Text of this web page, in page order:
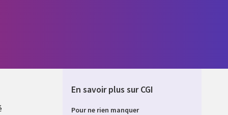
En savoir plus sur CGI
Pour ne rien manquer